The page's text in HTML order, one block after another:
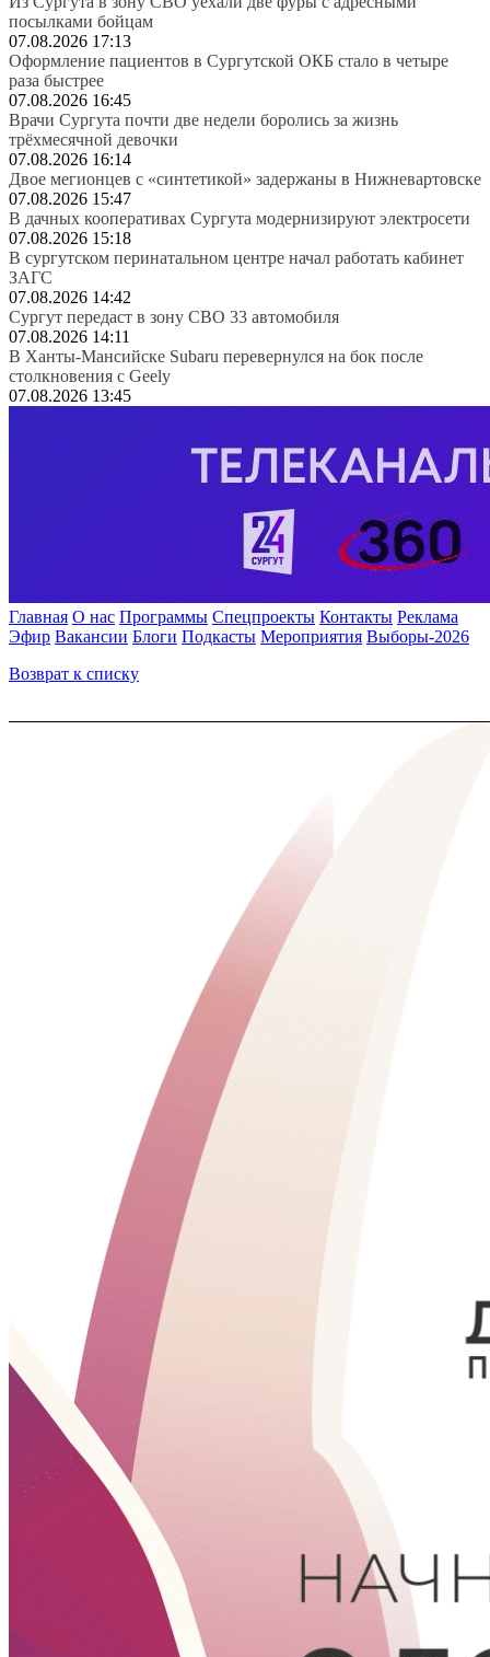
посылками бойцам
07.08.2026 17:13
Оформление пациентов в Сургутской ОКБ стало в четыре
раза быстрее
07.08.2026 16:45
Врачи Сургута почти две недели боролись за жизнь
трёхмесячной девочки
07.08.2026 16:14
Двое мегионцев с «синтетикой» задержаны в Нижневартовске
07.08.2026 15:47
В дачных кооперативах Сургута модернизируют электросети
07.08.2026 15:18
В сургутском перинатальном центре начал работать кабинет
ЗАГС
07.08.2026 14:42
Сургут передаст в зону СВО 33 автомобиля
07.08.2026 14:11
В Ханты-Мансийске Subaru перевернулся на бок после
столкновения с Geely
07.08.2026 13:45
Главная О нас Программы Спецпроекты Контакты Реклама
Эфир Вакансии Блоги Подкасты Мероприятия Выборы-2026
Возврат к списку